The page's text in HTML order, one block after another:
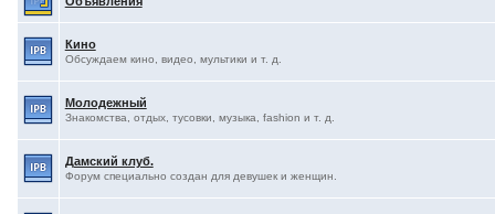
Кино
Обсуждаем кино, видео, мультики и т. д.
Молодежный
Знакомства, отдых, тусовки, музыка, fashion и т. д.
Дамский клуб.
Форум специально создан для девушек и женщин.